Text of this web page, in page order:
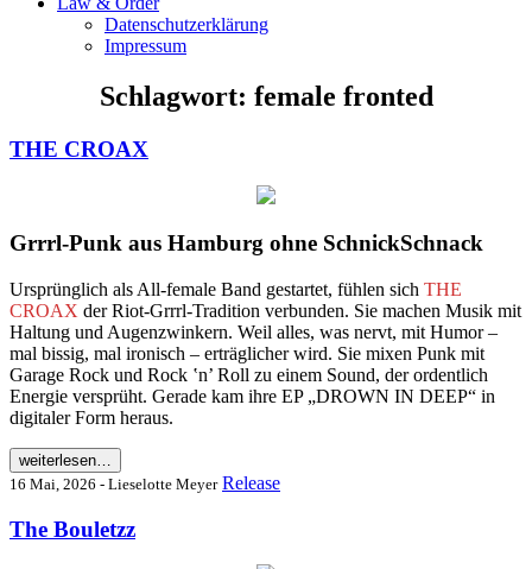
Datenschutzerklärung
Impressum
Schlagwort: female fronted
THE CROAX
Grrrl-Punk aus Hamburg ohne SchnickSchnack
Ursprünglich als All-female Band gestartet, fühlen sich THE
CROAX der Riot-Grrrl-Tradition verbunden. Sie machen Musik mit
Haltung und Augenzwinkern. Weil alles, was nervt, mit Humor –
mal bissig, mal ironisch – erträglicher wird. Sie mixen Punk mit
Garage Rock und Rock ‛n’ Roll zu einem Sound, der ordentlich
Energie versprüht. Gerade kam ihre EP „DROWN IN DEEP“ in
digitaler Form heraus.
weiterlesen…
16 Mai, 2026 - Lieselotte Meyer Release
The Bouletzz